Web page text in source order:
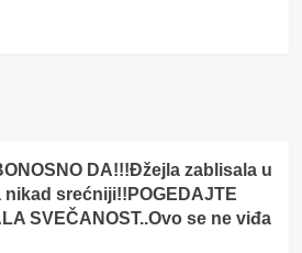
DA!!!Đžejla zablisala u
nikad srećniji!!POGEDAJTE
SVEČANOST..Ovo se ne viđa